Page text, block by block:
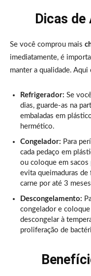
Dicas de
Se você comprou mais
imediatamente, é
manter a qualidade. Aqui
Refrigerador: Se
dias, guarde-as na
embaladas em
hermético.
Congelador: Para
cada pedaço em
ou coloque em sacos
evita queimaduras de
carne por até 3
Descongelamento:
congelador e
descongelar à
proliferação de